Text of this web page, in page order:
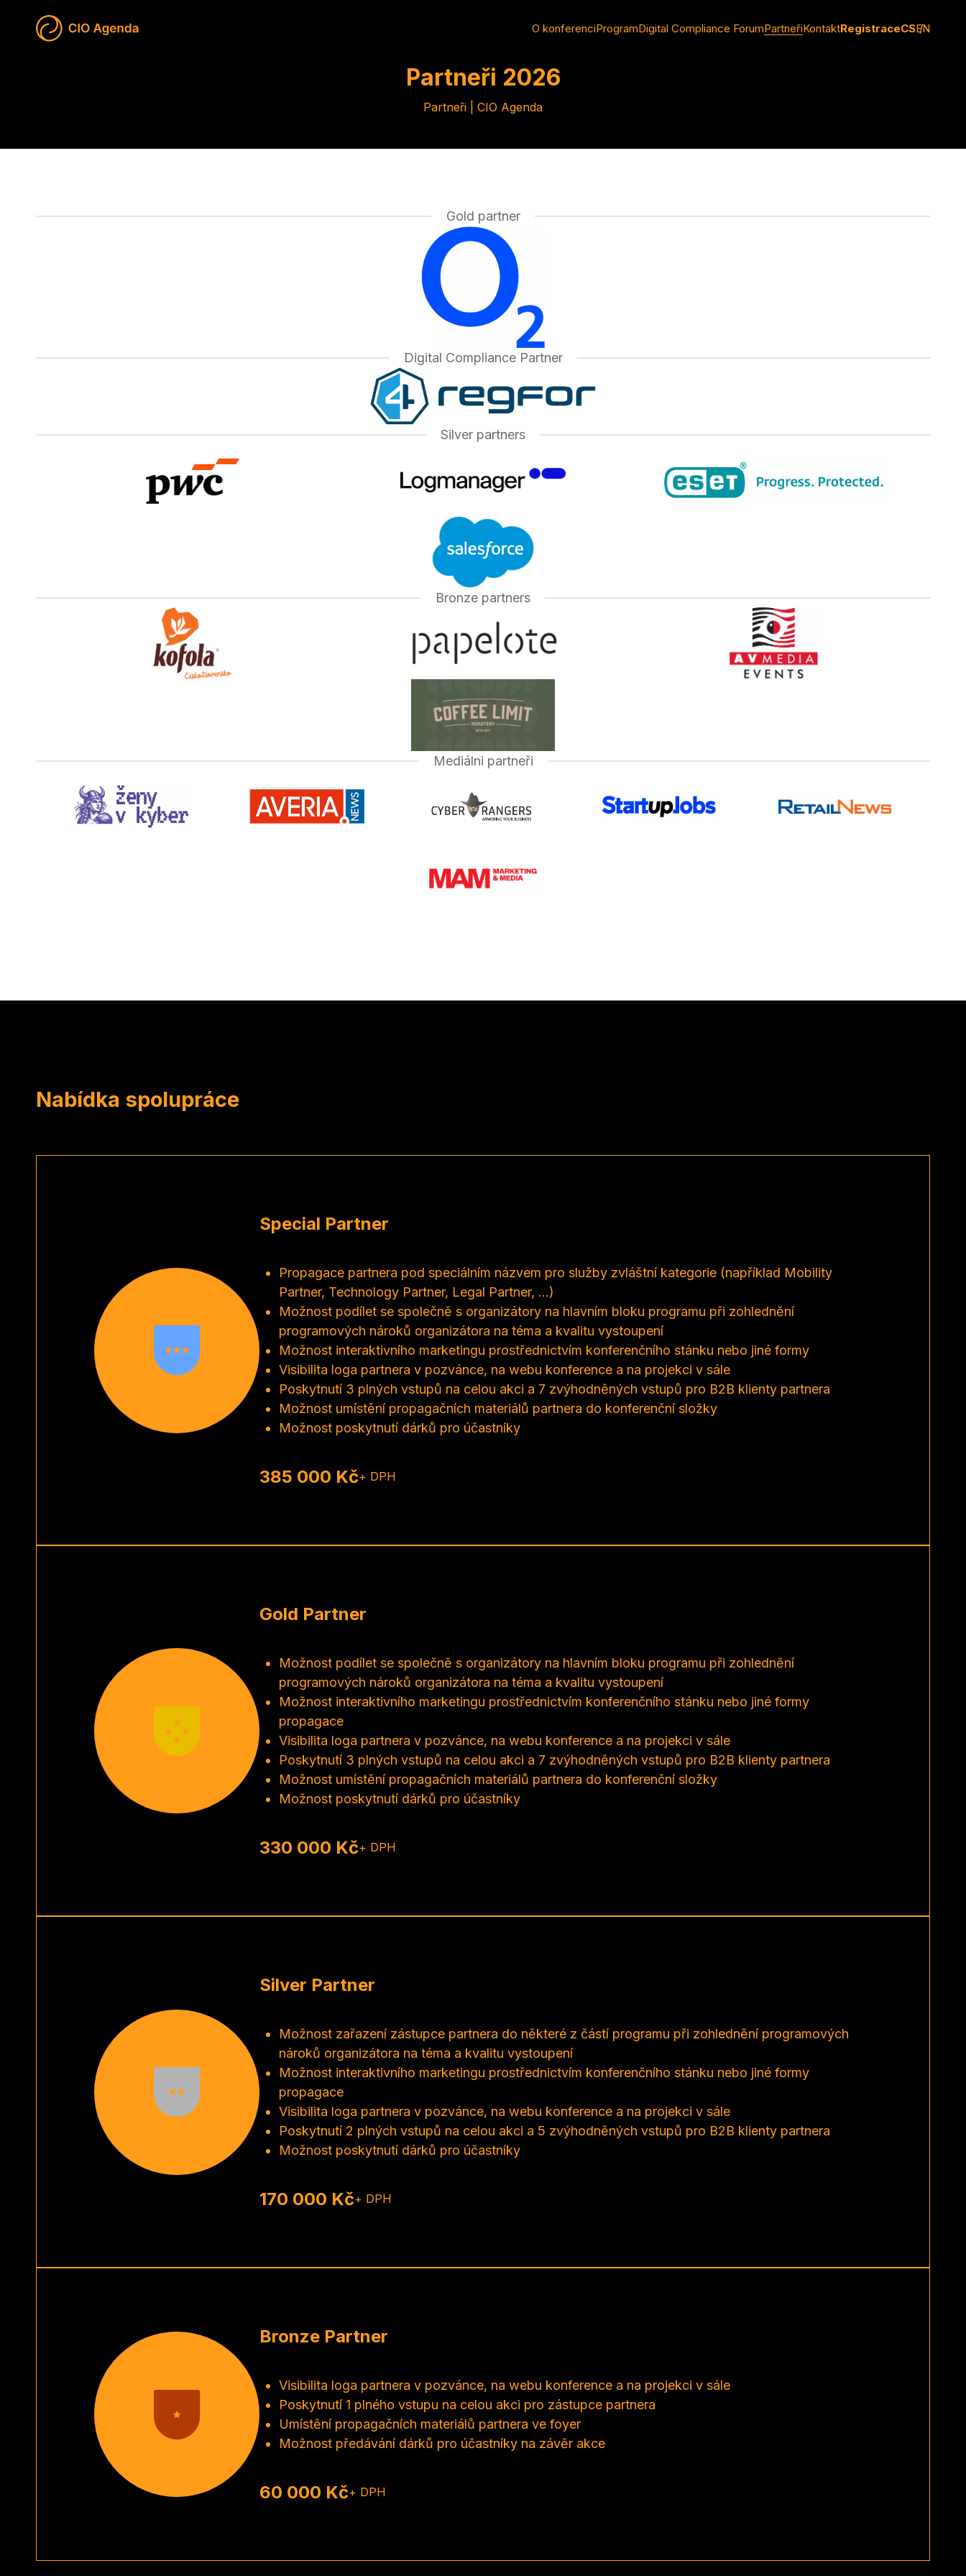
O konferenciProgramDigital Compliance ForumPartneřiKontaktRegistraceCSEN
Partneři 2026
Partneři | CIO Agenda
Gold partner
Digital Compliance Partner
Silver partners
Bronze partners
Mediálni partneři
Nabídka spolupráce
Special Partner
Propagace partnera pod speciálním názvem pro služby zvláštní kategorie (například Mobility
Partner, Technology Partner, Legal Partner, …)
Možnost podílet se společně s organizátory na hlavním bloku programu při zohlednění
programových nároků organizátora na téma a kvalitu vystoupení
Možnost interaktivního marketingu prostřednictvím konferenčního stánku nebo jiné formy
Visibilita loga partnera v pozvánce, na webu konference a na projekci v sále
Poskytnutí 3 plných vstupů na celou akci a 7 zvýhodněných vstupů pro B2B klienty partnera
Možnost umístění propagačních materiálů partnera do konferenční složky
Možnost poskytnutí dárků pro účastníky
385 000 Kč+ DPH
Gold Partner
Možnost podílet se společně s organizátory na hlavním bloku programu při zohlednění
programových nároků organizátora na téma a kvalitu vystoupení
Možnost interaktivního marketingu prostřednictvím konferenčního stánku nebo jiné formy
propagace
Visibilita loga partnera v pozvánce, na webu konference a na projekci v sále
Poskytnutí 3 plných vstupů na celou akci a 7 zvýhodněných vstupů pro B2B klienty partnera
Možnost umístění propagačních materiálů partnera do konferenční složky
Možnost poskytnutí dárků pro účastníky
330 000 Kč+ DPH
Silver Partner
Možnost zařazení zástupce partnera do některé z částí programu při zohlednění programových
nároků organizátora na téma a kvalitu vystoupení
Možnost interaktivního marketingu prostřednictvím konferenčního stánku nebo jiné formy
propagace
Visibilita loga partnera v pozvánce, na webu konference a na projekci v sále
Poskytnutí 2 plných vstupů na celou akci a 5 zvýhodněných vstupů pro B2B klienty partnera
Možnost poskytnutí dárků pro účastníky
170 000 Kč+ DPH
Bronze Partner
Visibilita loga partnera v pozvánce, na webu konference a na projekci v sále
Poskytnutí 1 plného vstupu na celou akci pro zástupce partnera
Umístění propagačních materiálů partnera ve foyer
Možnost předávání dárků pro účastníky na závěr akce
60 000 Kč+ DPH